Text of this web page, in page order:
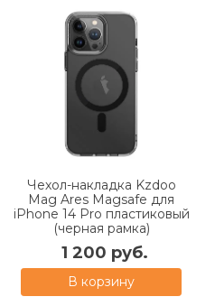
Чехол-накладка Kzdoo
Mag Ares Magsafe для
iPhone 14 Pro пластиковый
(черная рамка)
1 200 руб.
В корзину